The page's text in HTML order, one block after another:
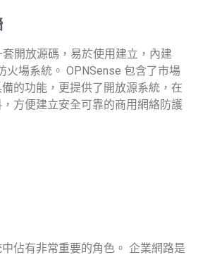
開放源碼，易於使用建立，內建
火場系統。 OPNSense 包含了市場
備的功能，更提供了開放源系統，在
方便建立安全可靠的商用網絡防護
佔有非常重要的角色。 企業網路是